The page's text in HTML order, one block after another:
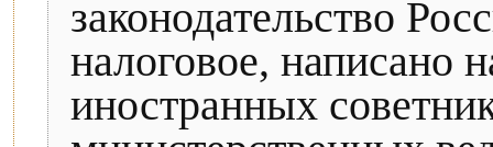
законодательство
налоговое, написано
иностранных